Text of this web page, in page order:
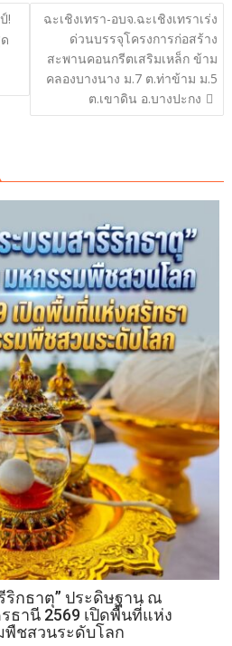
!
ฉะเชิงเทรา-อบจ.ฉะเชิงเทราเร่ง
ด่วนบรรจุโครงการก่อสร้าง
สะพานคอนกรีตเสริมเหล็ก ข้าม
คลองบางนาง ม.7 ต.ท่าข้าม ม.5
ต.เขาดิน อ.บางปะกง
ริกธาตุ” ประดิษฐาน ณ
านี 2569 เปิดพื้นที่แห่ง
ชสวนระดับโลก